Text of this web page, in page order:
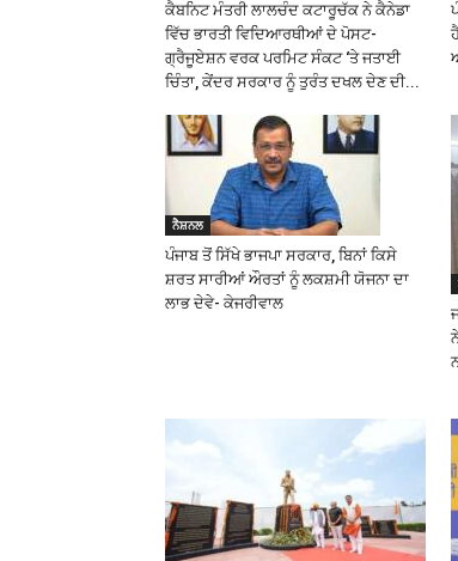
ਕੈਬਨਿਟ ਮੰਤਰੀ ਲਾਲਚੰਦ ਕਟਾਰੂਚੱਕ ਨੇ ਕੈਨੇਡਾ
ਵਿੱਚ ਭਾਰਤੀ ਵਿਦਿਆਰਥੀਆਂ ਦੇ ਪੋਸਟ-
ਗ੍ਰੈਜੂਏਸ਼ਨ ਵਰਕ ਪਰਮਿਟ ਸੰਕਟ ‘ਤੇ ਜਤਾਈ
ਚਿੰਤਾ, ਕੇਂਦਰ ਸਰਕਾਰ ਨੂੰ ਤੁਰੰਤ ਦਖਲ ਦੇਣ ਦੀ...
ਨੈਸ਼ਨਲ
ਪੰਜਾਬ ਤੋਂ ਸਿੱਖੇ ਭਾਜਪਾ ਸਰਕਾਰ, ਬਿਨਾਂ ਕਿਸੇ
ਸ਼ਰਤ ਸਾਰੀਆਂ ਔਰਤਾਂ ਨੂੰ ਲਕਸ਼ਮੀ ਯੋਜਨਾ ਦਾ
ਲਾਭ ਦੇਵੇ- ਕੇਜਰੀਵਾਲ